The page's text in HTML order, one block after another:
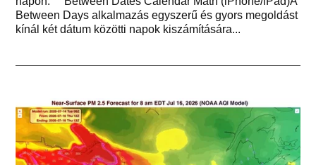
Between Days alkalmazás egyszerű és gyors megoldást
kínál két dátum közötti napok kiszámítására...